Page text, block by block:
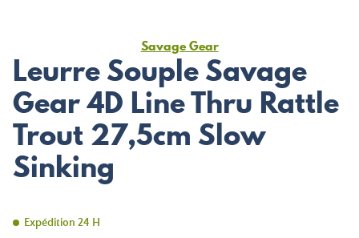
Savage Gear
Leurre Souple Savage
Gear 4D Line Thru Rattle
Trout 27,5cm Slow
Sinking
Expédition 24 H